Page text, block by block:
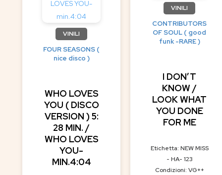
VINILI
FOUR SEASONS (
nice disco )
WHO LOVES
YOU ( DISCO
VERSION ) 5:
28 MIN. /
WHO LOVES
YOU-
MIN.4:04
VINILI
CONTRIBUTORS
OF SOUL ( good
funk -RARE )
I DON’T
KNOW /
LOOK WHAT
YOU DONE
FOR ME
Etichetta: NEW MISS
- HA- 123
Condizioni: VG++